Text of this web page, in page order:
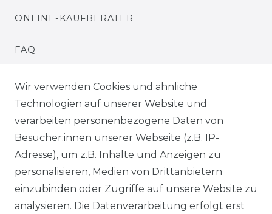
ONLINE-KAUFBERATER
FAQ
MONTAGESERVICE
BEZAHLUNG
LEXIKON
KLIMA- UND UMWELTSCHUTZ
Wir verwenden Cookies und ähnliche
Technologien auf unserer Website und
verarbeiten personenbezogene Daten von
Besucher:innen unserer Webseite (z.B. IP-
Adresse), um z.B. Inhalte und Anzeigen zu
personalisieren, Medien von Drittanbietern
einzubinden oder Zugriffe auf unsere Website zu
analysieren. Die Datenverarbeitung erfolgt erst